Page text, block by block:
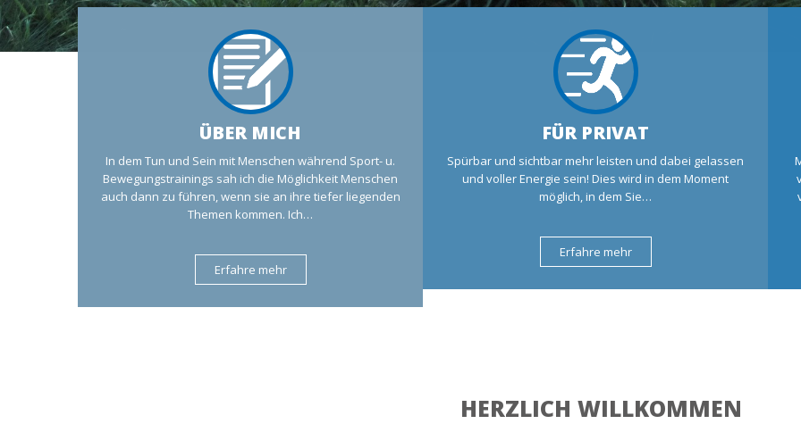
ÜBER MICH
In dem Tun und Sein mit Menschen während Sport- u.
Bewegungstrainings sah ich die Möglichkeit Menschen
auch dann zu führen, wenn sie an ihre tiefer liegenden
Themen kommen. Ich…
Erfahre mehr
FÜR PRIVAT
Spürbar und sichtbar mehr leisten und dabei gelassen
und voller Energie sein! Dies wird in dem Moment
möglich, in dem Sie…
Erfahre mehr
HERZLICH WILLKOMMEN